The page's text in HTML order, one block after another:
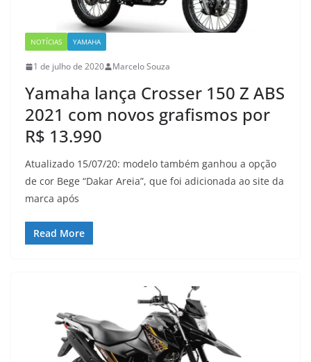
NOTÍCIAS YAMAHA
1 de julho de 2020 Marcelo Souza
Yamaha lança Crosser 150 Z ABS
2021 com novos grafismos por
R$ 13.990
Atualizado 15/07/20: modelo também ganhou a opção
de cor Bege “Dakar Areia”, que foi adicionada ao site da
marca após
Read More